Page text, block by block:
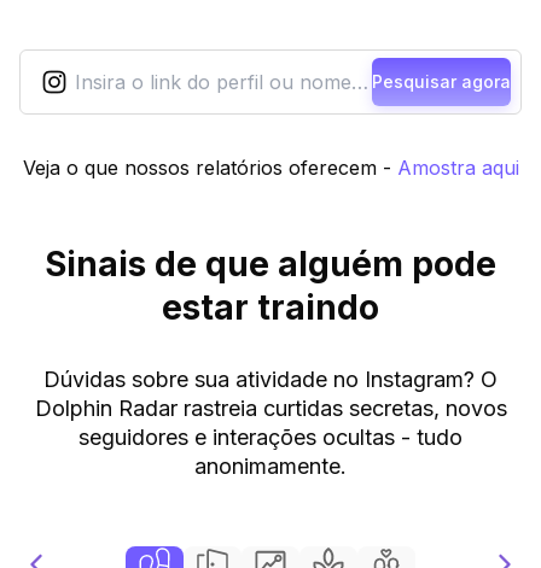
Pesquisar agora
Veja o que nossos relatórios oferecem- Amostra aqui
Sinais de que alguém pode
estar traindo
Dúvidas sobre sua atividade no Instagram? O
Dolphin Radar rastreia curtidas secretas, novos
seguidores e interações ocultas - tudo
anonimamente.